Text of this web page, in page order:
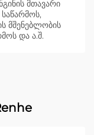
მთავარი
მშენებლობის
და ა.შ.